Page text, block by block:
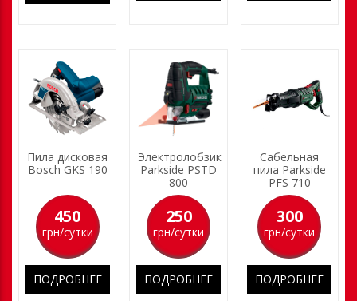
Пила дисковая
Bosch GKS 190
450
грн/сутки
ПОДРОБНЕЕ
Электролобзик
Parkside PSTD
800
250
грн/сутки
ПОДРОБНЕЕ
Сабельная
пила Parkside
PFS 710
300
грн/сутки
ПОДРОБНЕЕ